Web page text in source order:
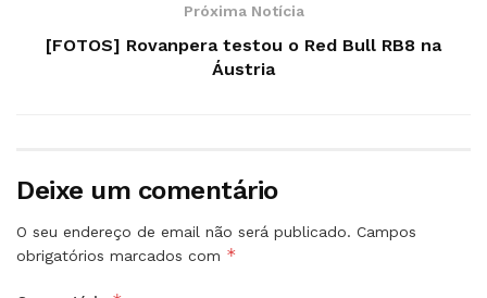
Próxima Notícia
[FOTOS] Rovanpera testou o Red Bull RB8 na
Áustria
Deixe um comentário
O seu endereço de email não será publicado. Campos
obrigatórios marcados com *